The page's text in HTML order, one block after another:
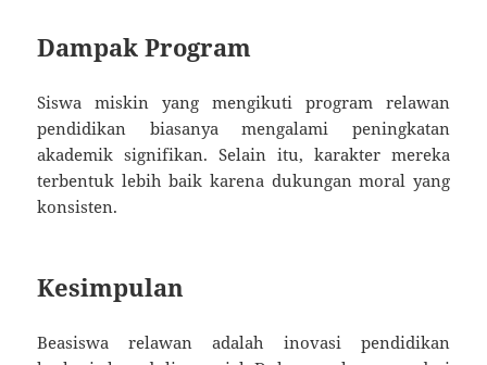
Dampak Program
Siswa miskin yang mengikuti program relawan
pendidikan biasanya mengalami peningkatan
akademik signifikan. Selain itu, karakter mereka
terbentuk lebih baik karena dukungan moral yang
konsisten.
Kesimpulan
Beasiswa relawan adalah inovasi pendidikan